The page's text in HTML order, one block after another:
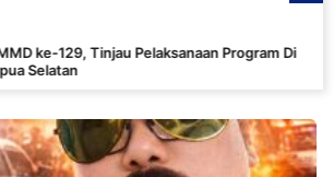
Pelaksanaan Program Di